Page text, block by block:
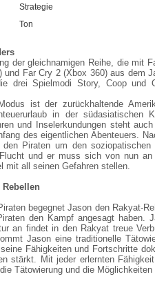
Strategie
Ton
der gleichnamigen Reihe, die mit
und Far Cry 2 (Xbox 360) aus dem
drei Spielmodi Story, Coop und
ist der zurückhaltende
in der südasiatischen
und Inselerkundungen steht
des eigentlichen Abenteuers.
Piraten um den
und er muss sich von nun an
mit all seinen Gefahren stellen.
begegnet Jason den Rakyat-
den Kampf angesagt haben.
an findet in den Rakyat treue
Jason eine traditionelle
Fähigkeiten und Fortschritte
stärkt. Mit jeder erlernten
Tätowierung und die